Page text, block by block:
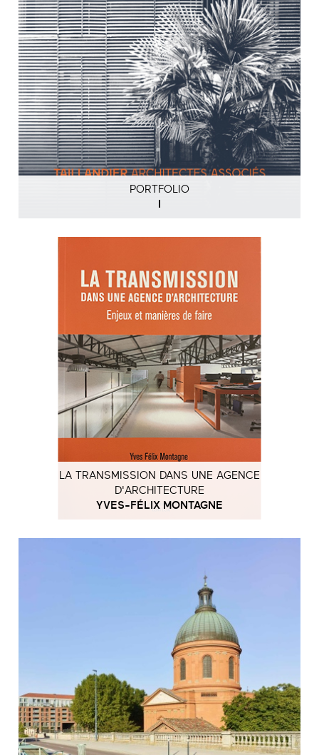
PORTFOLIO
LA TRANSMISSION DANS UNE AGENCE
D'ARCHITECTURE
YVES-FÉLIX MONTAGNE